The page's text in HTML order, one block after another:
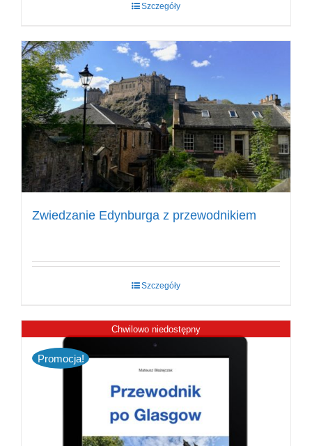
Szczegóły
Zwiedzanie Edynburga z przewodnikiem
Szczegóły
Chwilowo niedostępny
Promocja!